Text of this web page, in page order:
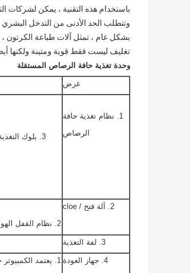
باستخدام هذه التقنية ، يمكن لشركات
وتتطلب الحد الأدنى من التدخل البشري
بشكل عام ، تمثل آلات طباعة الكرتون ،
تغليف ليست فقط قوية ومتينة ولكنها
وحدة تغذية حافة الرصاص المستقلة
غرض
1. نظام تغذية حافة
الرصاص
3. بلوك التغذية الانزلاقي مصنوع من هيكل من الألومنيوم لضمان عمل أكثر ثباتًا مع اهتزاز أقل.
2. آلة فتح / cloe
2. نظام القفل الهوائي ، الآلة كلها مقفلة على مسار ثابت بواسطة أسطوانة هوائية رئيسية للمغذي.
3. لفة التغذية
4. جهاز العودة
1. يعتمد